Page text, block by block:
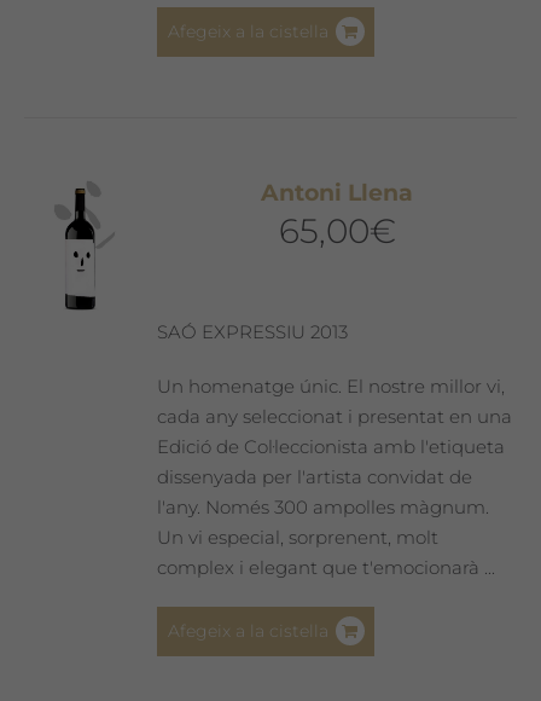
Afegeix a la cistella
Antoni Llena
65,00€
SAÓ EXPRESSIU 2013
Un homenatge únic. El nostre millor vi,
cada any seleccionat i presentat en una
Edició de Col·leccionista amb l'etiqueta
dissenyada per l'artista convidat de
l'any. Només 300 ampolles màgnum.
Un vi especial, sorprenent, molt
complex i elegant que t'emocionarà ...
Afegeix a la cistella